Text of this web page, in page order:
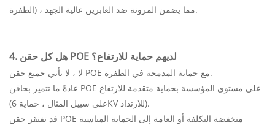
الطفرة) ، مما يضمن المرونة ضد العابرين عالية الجهد.
4. هل كل حقن POE لديهم حماية للارتفاع؟
لا ، لا تأتي جميع حقن POE مع حماية المدمجة في الطفرة.
عادةً ما تتميز بحاقن POE على مستوى المؤسسة بحماية متقدمة للارتفاع
(على سبيل المثال ، حماية 6KV للارتداد).
قد تفتقر حقن POE منخفضة التكلفة أو العامة إلى الحماية المناسبة